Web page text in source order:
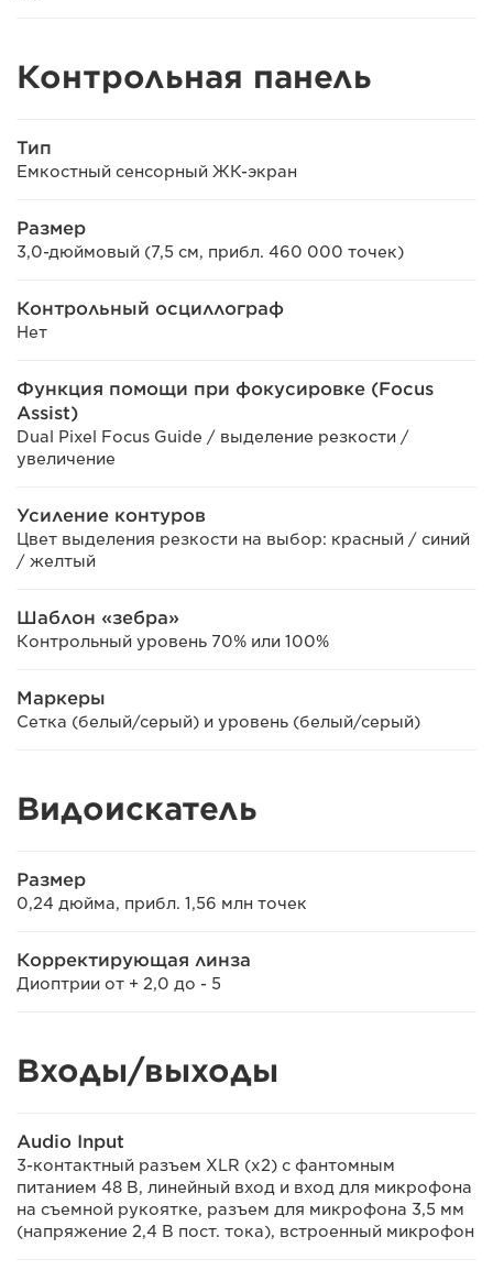
Контрольная панель
Тип
Емкостный сенсорный ЖК-экран
Размер
3,0-дюймовый (7,5 см, прибл. 460 000 точек)
Контрольный осциллограф
Нет
Функция помощи при фокусировке (Focus
Assist)
Dual Pixel Focus Guide / выделение резкости /
увеличение
Усиление контуров
Цвет выделения резкости на выбор: красный / синий
/ желтый
Шаблон «зебра»
Контрольный уровень 70% или 100%
Маркеры
Сетка (белый/серый) и уровень (белый/серый)
Видоискатель
Размер
0,24 дюйма, прибл. 1,56 млн точек
Корректирующая линза
Диоптрии от + 2,0 до - 5
Входы/выходы
Audio Input
3-контактный разъем XLR (x2) с фантомным
питанием 48 В, линейный вход и вход для микрофона
на съемной рукоятке, разъем для микрофона 3,5 мм
(напряжение 2,4 В пост. тока), встроенный микрофон